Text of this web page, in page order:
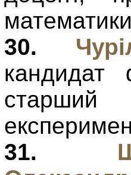
30.
кандидат
31.